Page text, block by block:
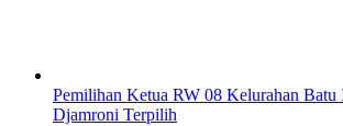
Pemilihan Ketua RW 08 Kelurahan
Djamroni Terpilih